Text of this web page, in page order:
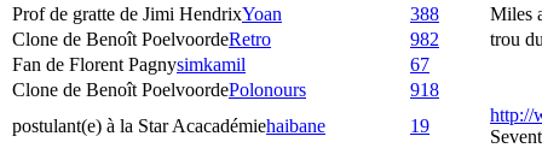
Prof de gratte de Jimi HendrixYoan 388
Miles
Clone de Benoît PoelvoordeRetro 982
trou
Fan de Florent Pagnysimkamil
67
Clone de Benoît PoelvoordePolonours
918
postulant(e) à la Star Acacadémiehaibane 19
http://